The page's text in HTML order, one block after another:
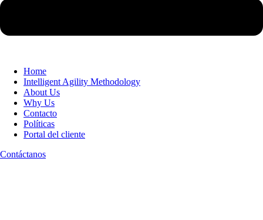
Home
Intelligent Agility Methodology
About Us
Why Us
Contacto
Políticas
Portal del cliente
Contáctanos